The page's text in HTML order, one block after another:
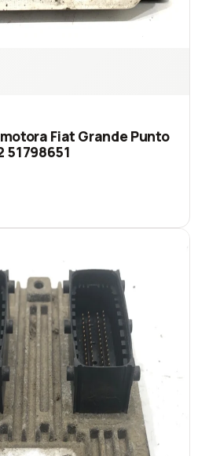
Fiat Grande Punto
51798651